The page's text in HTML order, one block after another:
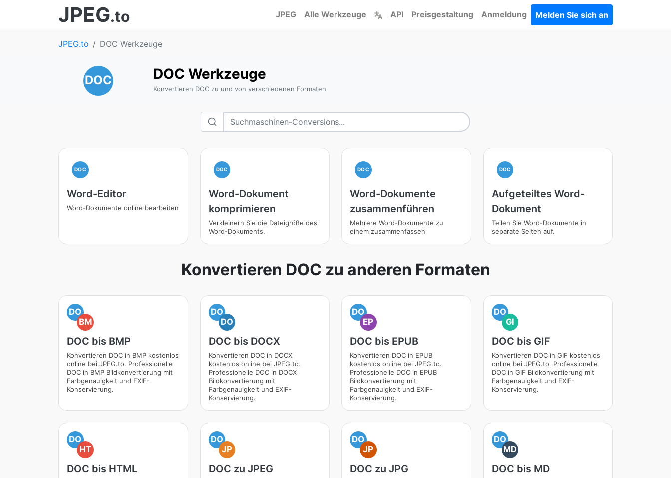
JPEG.to JPEG Alle Werkzeuge API Preisgestaltung Anmeldung Melden Sie sich an
JPEG.to DOC Werkzeuge
DOC DOC Werkzeuge
Konvertieren DOC zu und von verschiedenen Formaten
DOC
Word-Editor
Word-Dokumente online bearbeiten
DOC
Word-Dokument
komprimieren
Verkleinern Sie die Dateigröße des
Word-Dokuments.
DOC
Word-Dokumente
zusammenführen
Mehrere Word-Dokumente zu
einem zusammenfassen
DOC
Aufgeteiltes Word-
Dokument
Teilen Sie Word-Dokumente in
separate Seiten auf.
Konvertieren DOC zu anderen Formaten
DO
BM
DOC bis BMP
Konvertieren DOC in BMP kostenlos
online bei JPEG.to. Professionelle
DOC in BMP Bildkonvertierung mit
Farbgenauigkeit und EXIF-
Konservierung.
DO
DO
DOC bis DOCX
Konvertieren DOC in DOCX
kostenlos online bei JPEG.to.
Professionelle DOC in DOCX
Bildkonvertierung mit
Farbgenauigkeit und EXIF-
Konservierung.
DO
EP
DOC bis EPUB
Konvertieren DOC in EPUB
kostenlos online bei JPEG.to.
Professionelle DOC in EPUB
Bildkonvertierung mit
Farbgenauigkeit und EXIF-
Konservierung.
DO
GI
DOC bis GIF
Konvertieren DOC in GIF kostenlos
online bei JPEG.to. Professionelle
DOC in GIF Bildkonvertierung mit
Farbgenauigkeit und EXIF-
Konservierung.
DO
HT
DOC bis HTML
DO
JP
DOC zu JPEG
DO
JP
DOC zu JPG
DO
MD
DOC bis MD